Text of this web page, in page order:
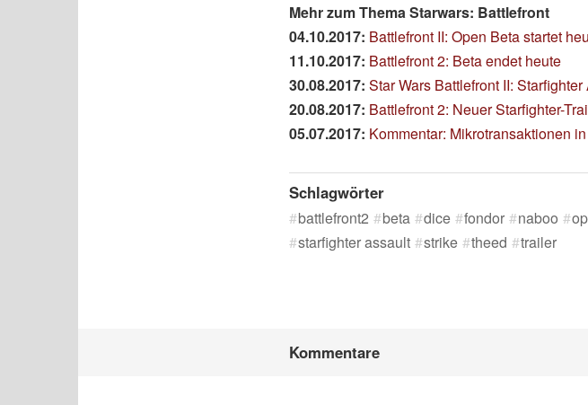
Mehr zum Thema Starwars: Battlefront
04.10.2017: Battlefront II: Open Beta startet
11.10.2017: Battlefront 2: Beta endet heute
30.08.2017: Star Wars Battlefront II:
20.08.2017: Battlefront 2: Neuer Starfighter-
05.07.2017: Kommentar: Mikrotransaktionen
Schlagwörter
battlefront2 beta dice fondor naboo
starfighter assault
strike theed trailer
Kommentare